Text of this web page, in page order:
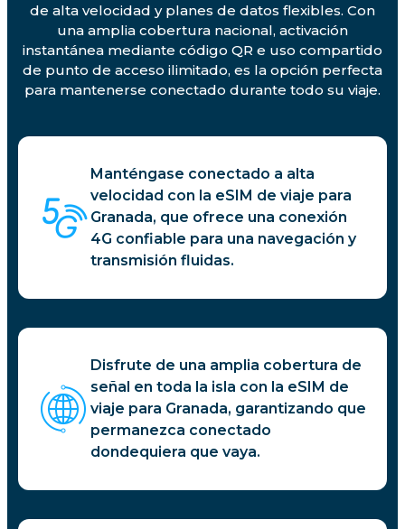
de alta velocidad y planes de datos flexibles. Con
una amplia cobertura nacional, activación
instantánea mediante código QR e uso compartido
de punto de acceso ilimitado, es la opción perfecta
para mantenerse conectado durante todo su viaje.
Manténgase conectado a alta
velocidad con la eSIM de viaje para
Granada, que ofrece una conexión
4G confiable para una navegación y
transmisión fluidas.
Disfrute de una amplia cobertura de
señal en toda la isla con la eSIM de
viaje para Granada, garantizando que
permanezca conectado
dondequiera que vaya.